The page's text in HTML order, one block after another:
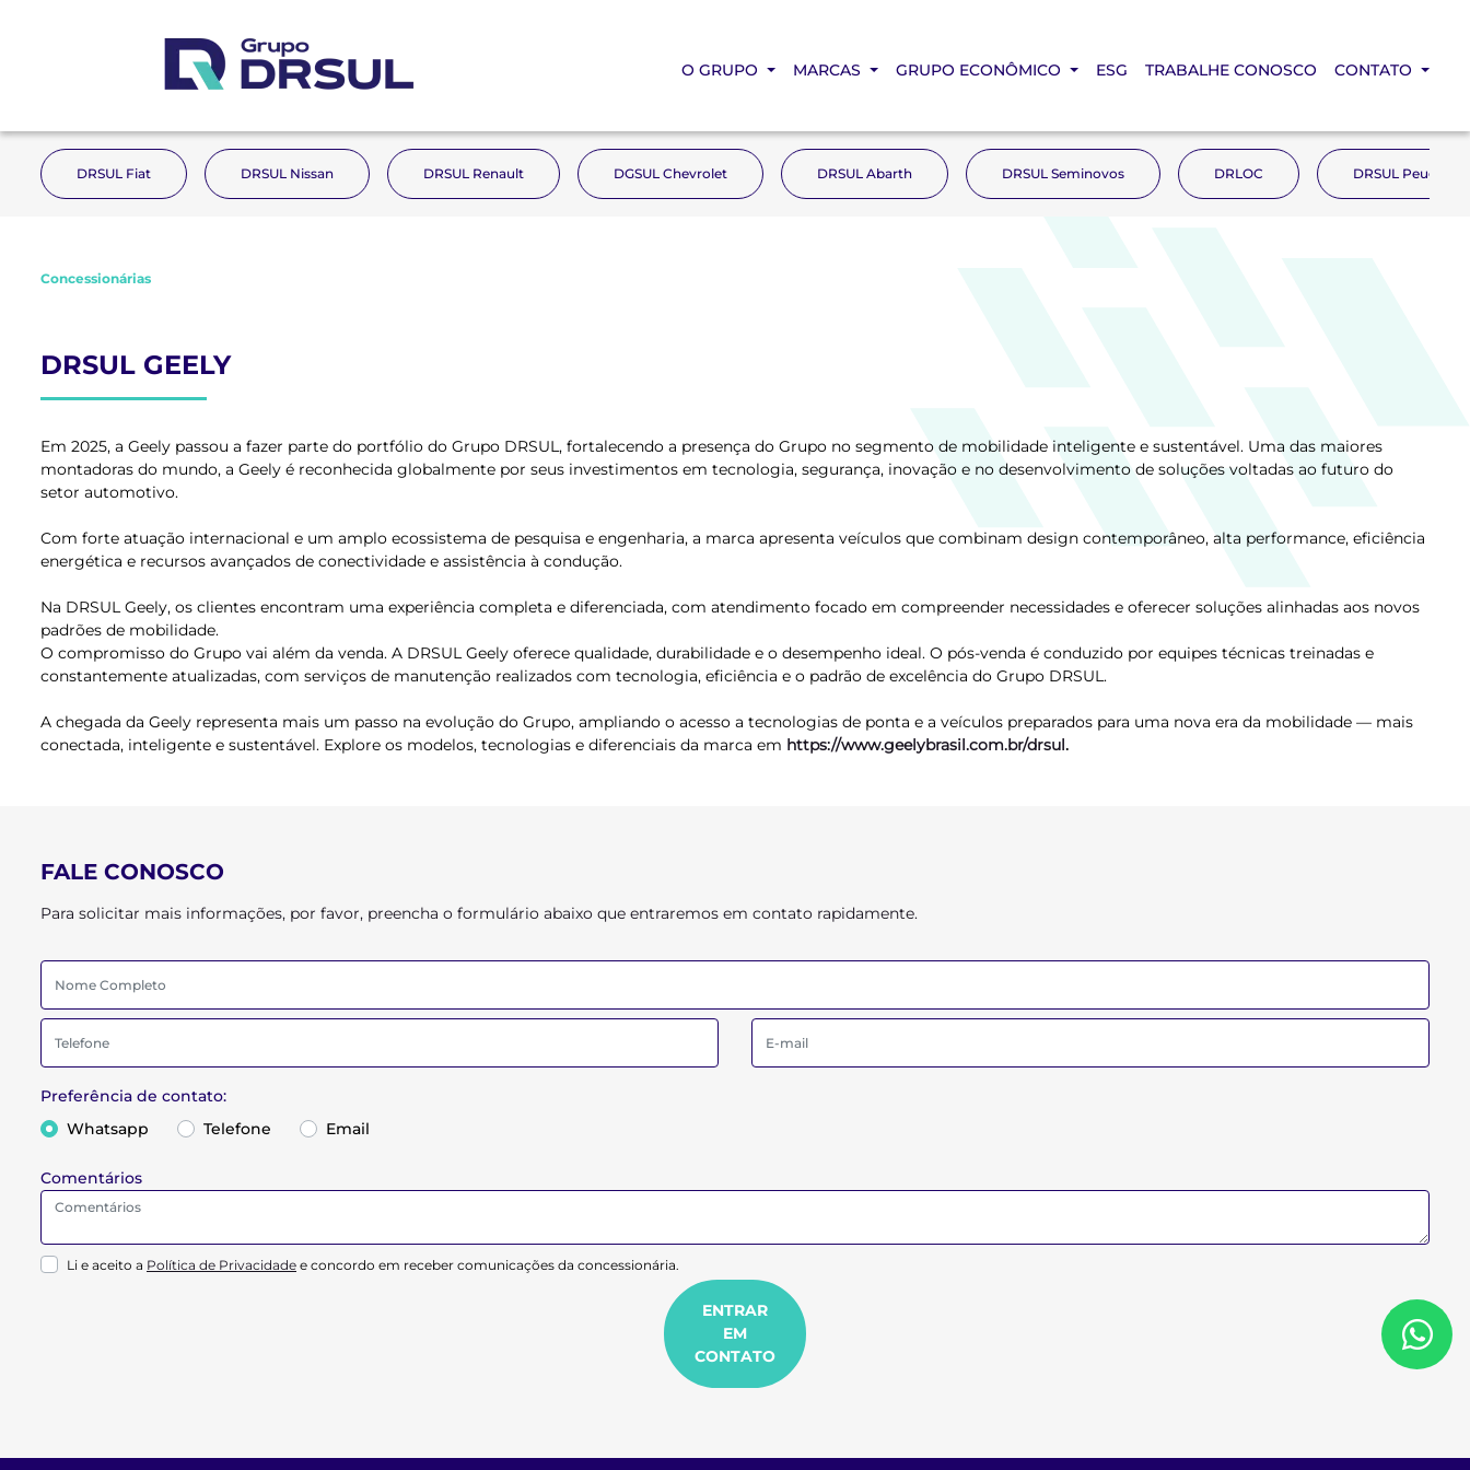
O GRUPO MARCAS GRUPO ECONÔMICO ESG TRABALHE CONOSCO CONTATO
DRSUL Fiat DRSUL Nissan DRSUL Renault DGSUL Chevrolet DRSUL Abarth DRSUL Seminovos DRLOC DRSUL Peugeot
Concessionárias
DRSUL GEELY
Em 2025, a Geely passou a fazer parte do portfólio do Grupo DRSUL, fortalecendo a presença do Grupo no segmento de mobilidade inteligente e sustentável. Uma das maiores
montadoras do mundo, a Geely é reconhecida globalmente por seus investimentos em tecnologia, segurança, inovação e no desenvolvimento de soluções voltadas ao futuro do
setor automotivo.
Com forte atuação internacional e um amplo ecossistema de pesquisa e engenharia, a marca apresenta veículos que combinam design contemporâneo, alta performance, eficiência
energética e recursos avançados de conectividade e assistência à condução.
Na DRSUL Geely, os clientes encontram uma experiência completa e diferenciada, com atendimento focado em compreender necessidades e oferecer soluções alinhadas aos novos
padrões de mobilidade.
O compromisso do Grupo vai além da venda. A DRSUL Geely oferece qualidade, durabilidade e o desempenho ideal. O pós-venda é conduzido por equipes técnicas treinadas e
constantemente atualizadas, com serviços de manutenção realizados com tecnologia, eficiência e o padrão de excelência do Grupo DRSUL.
A chegada da Geely representa mais um passo na evolução do Grupo, ampliando o acesso a tecnologias de ponta e a veículos preparados para uma nova era da mobilidade — mais
conectada, inteligente e sustentável. Explore os modelos, tecnologias e diferenciais da marca em https://www.geelybrasil.com.br/drsul.
FALE CONOSCO
Para solicitar mais informações, por favor, preencha o formulário abaixo que entraremos em contato rapidamente.
Preferência de contato:
Whatsapp
Telefone Email
Comentários
Li e aceito a Política de Privacidade e concordo em receber comunicações da concessionária.
ENTRAR
EM
CONTATO